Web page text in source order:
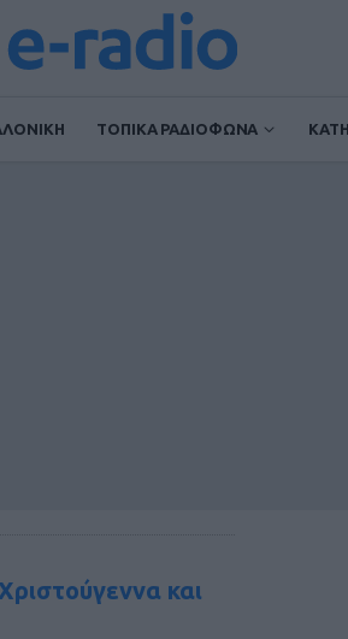
ΤΟΠΙΚΑ ΡΑΔΙΟΦΩΝΑ
και